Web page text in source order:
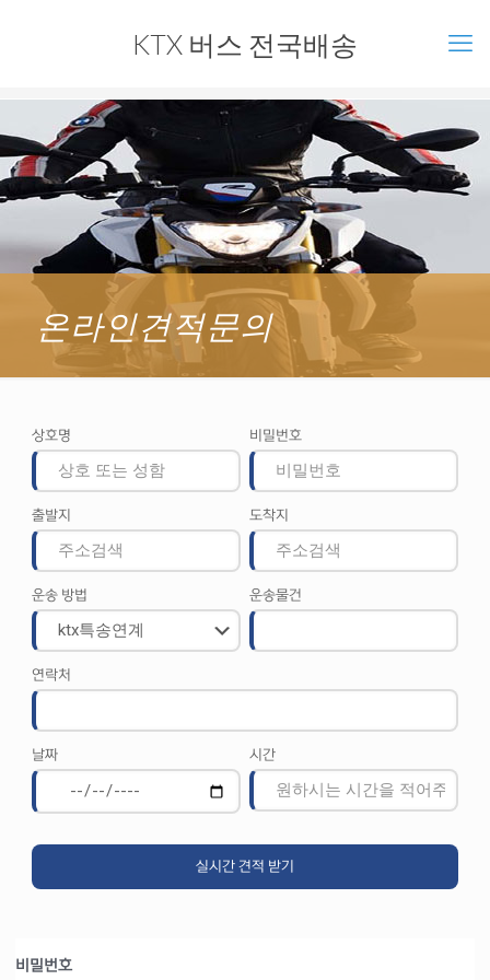
KTX 버스 전국배송
온라인견적문의
상호명 비밀번호
출발지 도착지
운송 방법 운송물건
연락처
날짜 시간
비밀번호